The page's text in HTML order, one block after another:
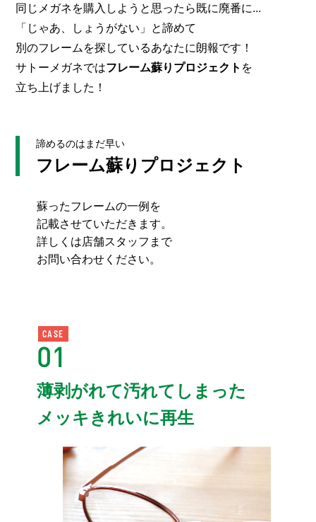
同じメガネを購入しようと思ったら既に廃番に...
「じゃあ、しょうがない」と諦めて
別のフレームを探しているあなたに朗報です！
サトーメガネではフレーム蘇りプロジェクト を
立ち上げました！
諦めるのはまだ早い
フレーム蘇りプロジェクト
蘇ったフレームの一例を
記載させていただきます。
詳しくは店舗スタッフまで
お問い合わせください。
CASE
01
薄剥がれて汚れてしまった
メッキきれいに再生